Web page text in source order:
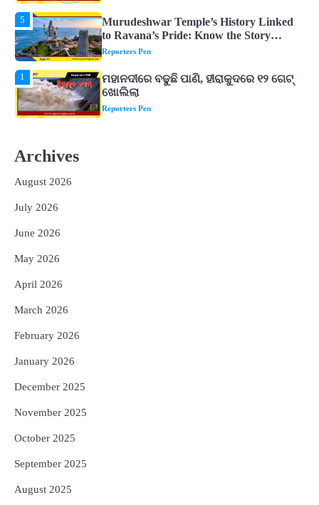
5
Murudeshwar Temple’s History Linked
to Ravana’s Pride: Know the Story
Behind the 123-Foot Shiva Statue by the
Sea
Reporters Pen
1
ମହାନଦୀରେ ବଢୁଛି ପାଣି, ହୀରାକୁଦରେ ୧୨ ଗେଟ୍
ଖୋଲିଲା
Reporters Pen
5
Archives
August 2026
July 2026
June 2026
May 2026
April 2026
March 2026
February 2026
January 2026
December 2025
November 2025
October 2025
September 2025
August 2025